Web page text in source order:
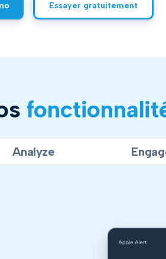
Essayer gratuitement
Analyze